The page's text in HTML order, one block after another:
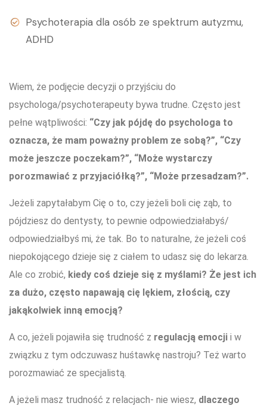
Psychoterapia dla osób ze spektrum autyzmu,
ADHD
Wiem, że podjęcie decyzji o przyjściu do
psychologa/psychoterapeuty bywa trudne. Często jest
pełne wątpliwości: “Czy jak pójdę do psychologa to
oznacza, że mam poważny problem ze sobą?”, “Czy
może jeszcze poczekam?”, “Może wystarczy
porozmawiać z przyjaciółką?”, “Może przesadzam?”.
Jeżeli zapytałabym Cię o to, czy jeżeli boli cię ząb, to
pójdziesz do dentysty, to pewnie odpowiedziałabyś/
odpowiedziałbyś mi, że tak. Bo to naturalne, że jeżeli coś
niepokojącego dzieje się z ciałem to udasz się do lekarza.
Ale co zrobić, kiedy coś dzieje się z myślami? Że jest ich
za dużo, często napawają cię lękiem, złością, czy
jakąkolwiek inną emocją?
A co, jeżeli pojawiła się trudność z regulacją emocji i w
związku z tym odczuwasz huśtawkę nastroju? Też warto
porozmawiać ze specjalistą.
A jeżeli masz trudność z relacjach- nie wiesz, dlaczego